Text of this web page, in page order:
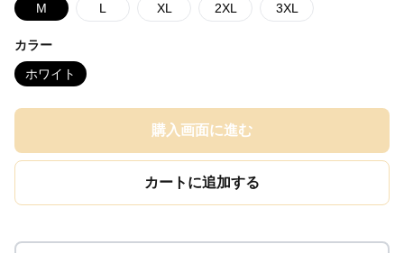
M L XL 2XL 3XL
カラー
ホワイト
購入画面に進む
カートに追加する